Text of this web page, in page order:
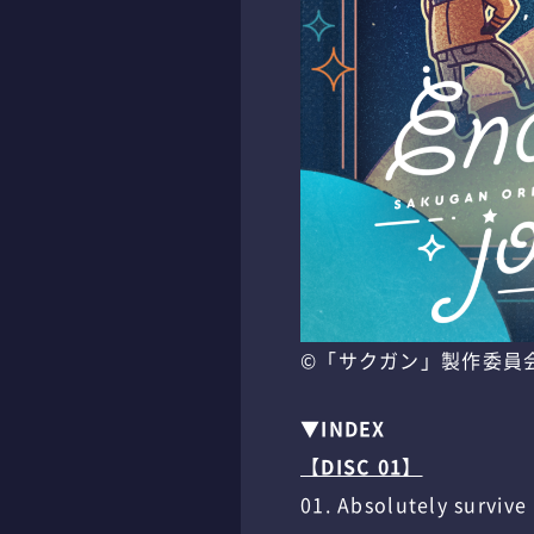
©「サクガン」製作委員
▼INDEX
【DISC 01】
01. Absolutely survive